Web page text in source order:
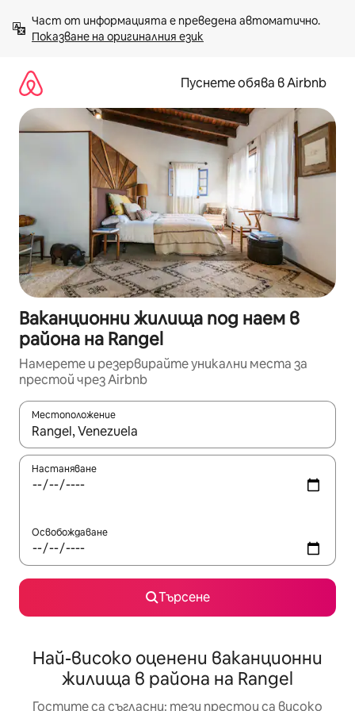
към
съдържанието
Показване на оригиналния език
Пуснете обява в Airbnb
Ваканционни жилища под наем в
района на Rangel
Намерете и резервирайте уникални места за
престой чрез Airbnb
Местоположение
Когато резултатите се покажат, използвайте
Настаняване
Освобождаване
Търсене
Най-високо оценени ваканционни
жилища в района на Rangel
Гостите са съгласни: тези престои са високо